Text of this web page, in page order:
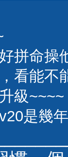
拼命操
看能不
級~~~~
是幾